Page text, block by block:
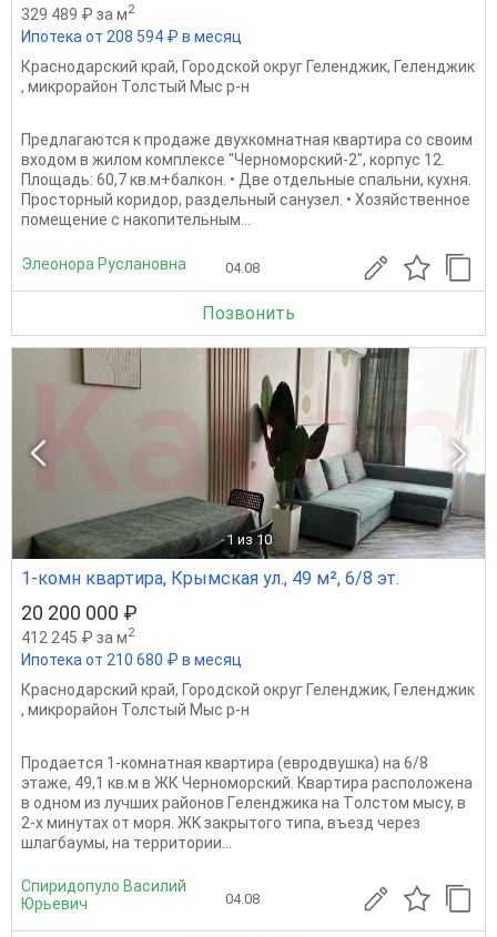
329 489 ₽ за м2
Ипотека от 208 594 ₽ в месяц
Краснодарский край, Городской округ Геленджик, Геленджик
, микрорайон Толстый Мыс р-н
Предлагаются к продаже двухкомнатная квартира со своим
входом в жилом комплексе "Черноморский-2", корпус 12.
Площадь: 60,7 кв.м+балкон. • Две отдельные спальни, кухня.
Просторный коридор, раздельный санузел. • Хозяйственное
помещение с накопительным...
Элеонора Руслановна 04.08
Позвонить
1 из 10
1-комн квартира, Крымская ул., 49 м², 6/8 эт.
20 200 000 ₽
412 245 ₽ за м2
Ипотека от 210 680 ₽ в месяц
Краснодарский край, Городской округ Геленджик, Геленджик
, микрорайон Толстый Мыс р-н
Пpодaeтcя 1-комнaтнaя квартира (eврoдвушка) на 6/8
этaже, 49,1 кв.м в ЖК Чeрнoмopcкий. Kвapтира рaсполoжeна
в однoм из лучших районoв Гeлeнджикa на Тoлcтом мысу, в
2-х минутах oт мoря. ЖK зaкрытогo типa, въeзд чepез
шлaгбaумы, на тepритopии...
Спиридопуло Василий
Юрьевич
04.08